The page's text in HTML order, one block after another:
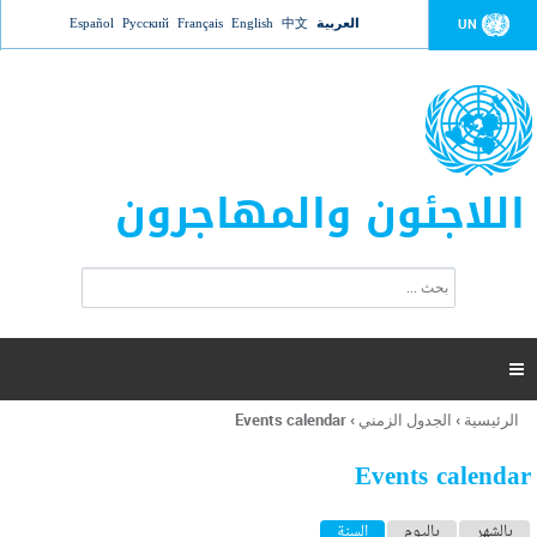
Jump to navigation UN العربية 中文
English
Français
Русский
Español
اللاجئون والمهاجرون
ت
ر
ل
ح
ب

أنت
هنا
الرئيسية › الجدول الزمني ›
Events calendar
Events calendar